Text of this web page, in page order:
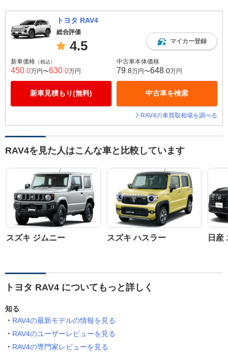
トヨタ RAV4
総合評価
4.5 マイカー登録
新車価格 （税込）
450 .0万円〜630 .0万円
新車見積もり(無料)
中古車本体価格
79 .8万円〜648 .0万円
中古車を検索
RAV4の車買取相場を調べる
RAV4を見た人はこんな車と比較しています
スズキ ジムニー スズキ ハスラー 日産
トヨタ RAV4 についてもっと詳しく
知る
RAV4の最新モデルの情報を見る
RAV4のユーザーレビューを見る
RAV4の専門家レビューを見る